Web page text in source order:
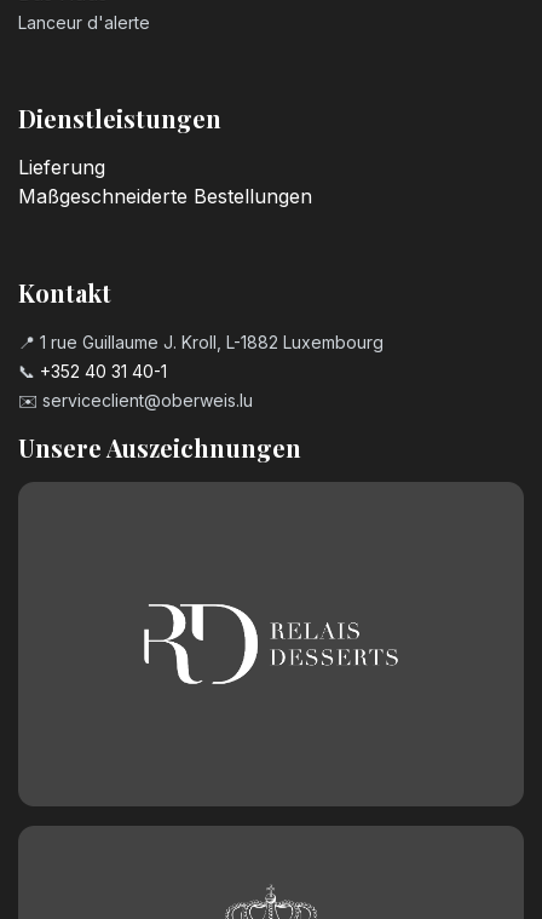
Lanceur d'alerte
Dienstleistungen
Lieferung
Maßgeschneiderte Bestellungen
Kontakt
📍 1 rue Guillaume J. Kroll, L-1882 Luxembourg
📞 +352 40 31 40-1
✉️ serviceclient@oberweis.lu
Unsere Auszeichnungen